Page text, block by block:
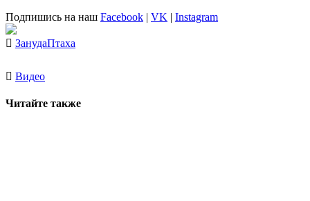
Подпишись на наш Facebook | VK | Instagram
ЗанудаПтаха
Видео
Читайте также